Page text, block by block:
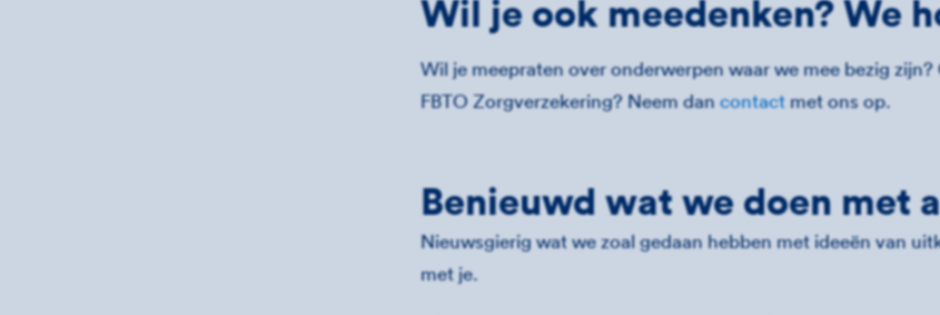
Wil je ook meedenken? We
Wil je meepraten over onderwerpen waar we mee bezig
FBTO Zorgverzekering? Neem dancontactmet ons op.
Benieuwd wat we doen met
Nieuwsgierig wat we zoal gedaan hebben met ideeën van
met je.